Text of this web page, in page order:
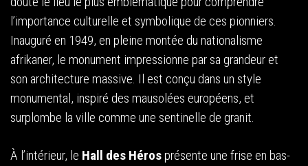
l’importance culturelle et symbolique de ces pionniers.
Inauguré en 1949, en pleine montée du nationalisme
afrikaner, le monument impressionne par sa grandeur et
son architecture massive. Il est conçu dans un style
monumental, inspiré des mausolées européens, et
surplombe la ville comme une sentinelle de granit.
À l’intérieur, le Hall des Hérosprésente une frise en bas-